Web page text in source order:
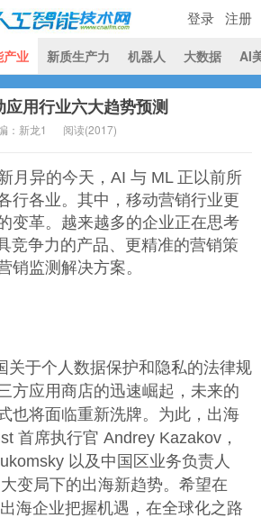
术网
产业 新质生产力 机器人 大数据 AI
登录 注册
用行业六大趋势预测
：新龙1 阅读(2017)
月异的今天，AI 与 ML 正以前所
行各业。其中，移动营销行业更
变革。越来越多的企业正在思考
竞争力的产品、更精准的营销策
销监测解决方案。
关于个人数据保护和隐私的法律规
方应用商店的迅速崛起，未来的
也将面临重新洗牌。为此，出海
首席执行官 Andrey Kazakov，
以及中国区业务负责人
变局下的出海新趋势。希望在
海企业把握机遇，在全球化之路